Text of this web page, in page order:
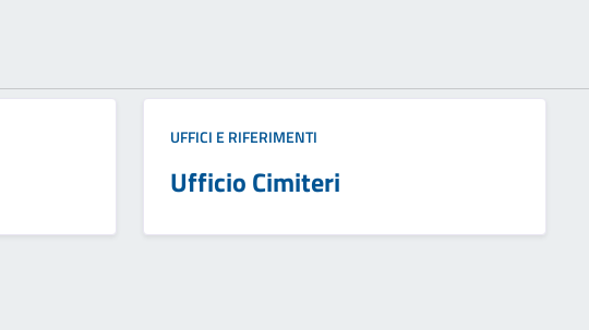
UFFICI E RIFERIMENTI
Ufficio Cimiteri